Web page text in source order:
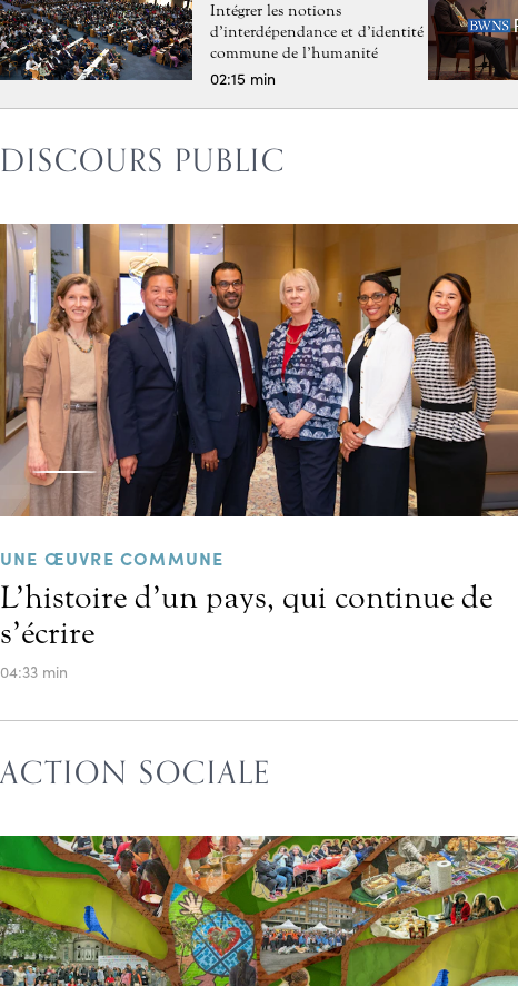
Intégrer les notions
d’interdépendance et d’identité
commune de l’humanité
02:15 min
DISCOURS PUBLIC
UNE ŒUVRE COMMUNE
L’histoire d’un pays, qui continue de
s’écrire
04:33 min
ACTION SOCIALE